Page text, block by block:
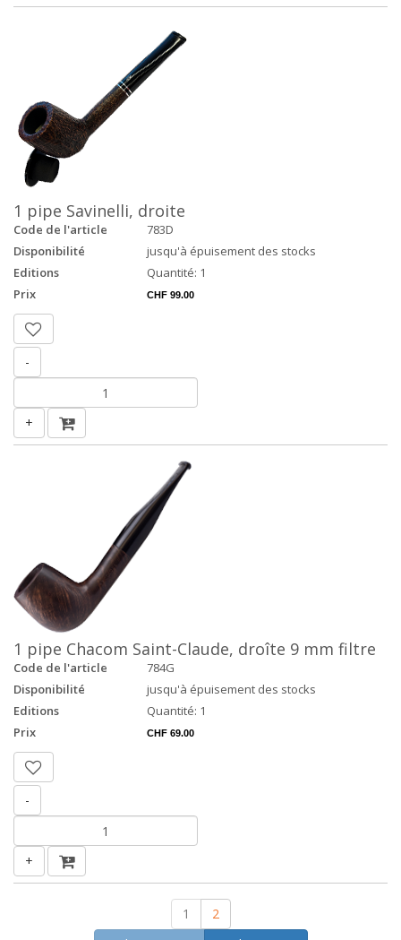
1 pipe Savinelli, droite
Code de l'article
783D
Disponibilité
jusqu'à épuisement des stocks
Editions
Quantité: 1
Prix
CHF 99.00
-
+
1 pipe Chacom Saint-Claude, droîte 9 mm filtre
Code de l'article
784G
Disponibilité
jusqu'à épuisement des stocks
Editions
Quantité: 1
Prix
CHF 69.00
-
+
1
2